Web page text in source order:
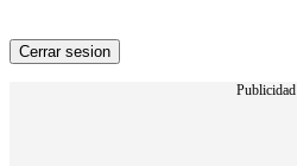
Cerrar sesion
Publicidad